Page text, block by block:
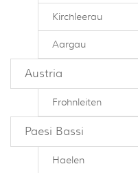
Kirchleerau
Aargau
Austria
Frohnleiten
Paesi Bassi
Haelen